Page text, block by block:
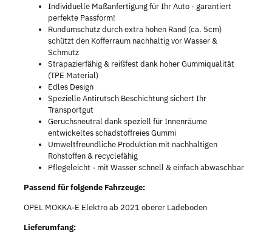
Individuelle Maßanfertigung für Ihr Auto - garantiert
perfekte Passform!
Rundumschutz durch extra hohen Rand (ca. 5cm)
schützt den Kofferraum nachhaltig vor Wasser &
Schmutz
Strapazierfähig & reißfest dank hoher Gummiqualität
(TPE Material)
Edles Design
Spezielle Antirutsch Beschichtung sichert Ihr
Transportgut
Geruchsneutral dank speziell für Innenräume
entwickeltes schadstoffreies Gummi
Umweltfreundliche Produktion mit nachhaltigen
Rohstoffen & recyclefähig
Pflegeleicht - mit Wasser schnell & einfach abwaschbar
Passend für folgende Fahrzeuge:
OPEL MOKKA-E Elektro ab 2021 oberer Ladeboden
Lieferumfang: